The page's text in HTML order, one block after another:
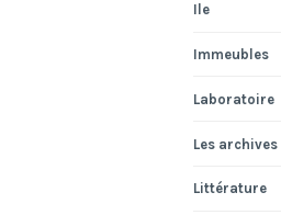
Ile
Immeubles
Laboratoire
Les archives
Littérature